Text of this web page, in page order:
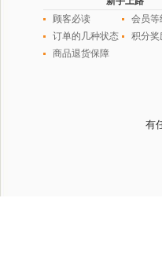
顾客必读
会员等
订单的几种状态
积分奖
商品退货保障
有